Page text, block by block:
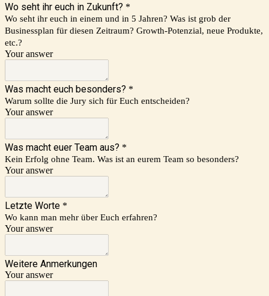
Wo seht ihr euch in Zukunft? *
Wo seht ihr euch in einem und in 5 Jahren? Was ist grob der
Businessplan für diesen Zeitraum? Growth-Potenzial, neue Produkte,
etc.?
Your answer
Was macht euch besonders? *
Warum sollte die Jury sich für Euch entscheiden?
Your answer
Was macht euer Team aus? *
Kein Erfolg ohne Team. Was ist an eurem Team so besonders?
Your answer
Letzte Worte *
Wo kann man mehr über Euch erfahren?
Your answer
Weitere Anmerkungen
Your answer